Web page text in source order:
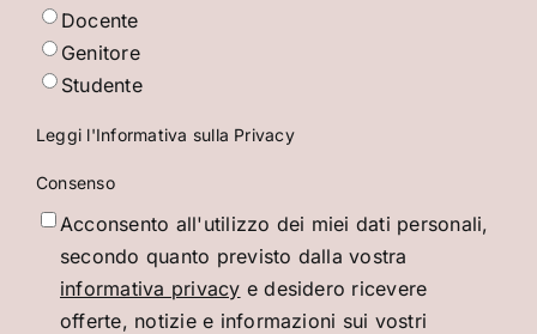
Docente
Genitore
Studente
Leggi l'Informativa sulla Privacy
Consenso
Acconsento all'utilizzo dei miei dati personali,
secondo quanto previsto dalla vostra
informativa privacy e desidero ricevere
offerte, notizie e informazioni sui vostri